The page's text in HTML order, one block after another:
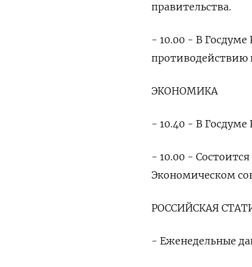
правительства.
- 10.00 - В Госдуме
противодействию
ЭКОНОМИКА
- 10.40 - В Госдуме
- 10.00 -
Экономическом
РОССИЙСКАЯ
- Еженедельные